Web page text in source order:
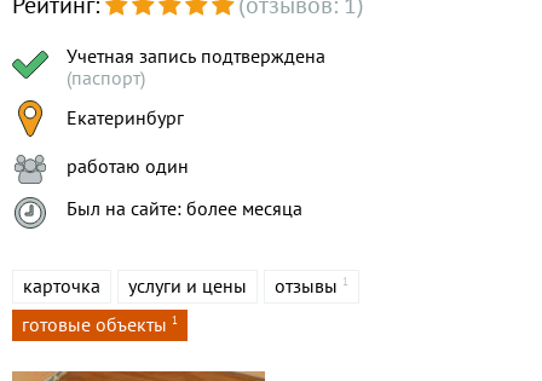
Учетная запись подтверждена
(паспорт)
Екатеринбург
работаю один
Был на сайте: более месяца
карточка услуги и цены отзывы 1
готовые объекты 1